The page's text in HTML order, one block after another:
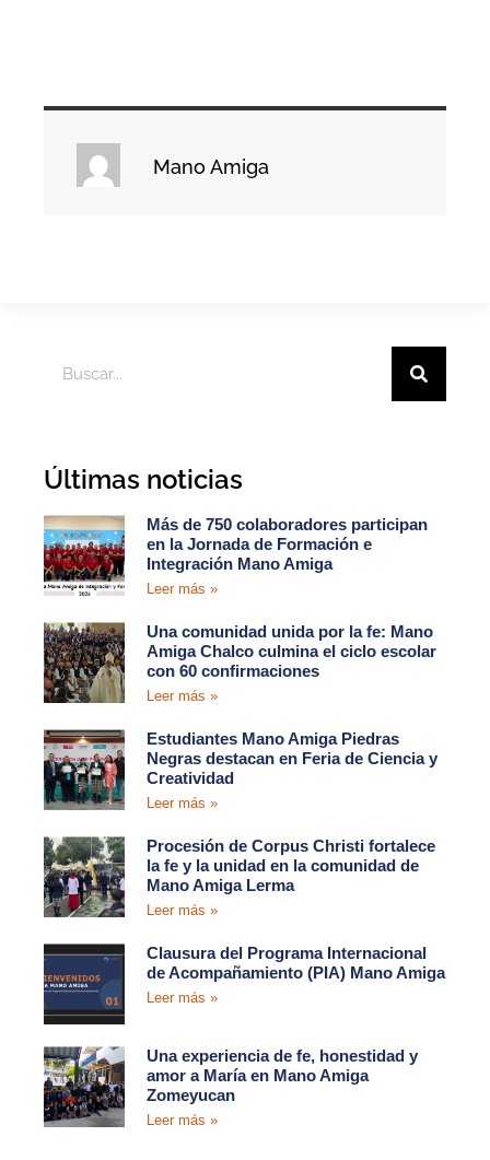
Mano Amiga
Últimas noticias
Más de 750 colaboradores participan
en la Jornada de Formación e
Integración Mano Amiga
Leer más »
Una comunidad unida por la fe: Mano
Amiga Chalco culmina el ciclo escolar
con 60 confirmaciones
Leer más »
Estudiantes Mano Amiga Piedras
Negras destacan en Feria de Ciencia y
Creatividad
Leer más »
Procesión de Corpus Christi fortalece
la fe y la unidad en la comunidad de
Mano Amiga Lerma
Leer más »
Clausura del Programa Internacional
de Acompañamiento (PIA) Mano Amiga
Leer más »
Una experiencia de fe, honestidad y
amor a María en Mano Amiga
Zomeyucan
Leer más »